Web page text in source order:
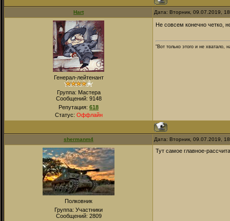
Hart Дата: Вторник, 09.07.2019,
Генерал-лейтенант
Группа: Мастера
Сообщений: 9148
Репутация: 618
Статус: Оффлайн
Не совсем конечно четко,
"Вот только этого и не
shermanm4 Дата: Вторник, 09.07.2019,
Полковник
Группа: Участники
Сообщений: 2809
Тут самое главное-